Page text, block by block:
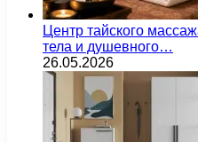
Центр тайского
тела и душевного…
26.05.2026